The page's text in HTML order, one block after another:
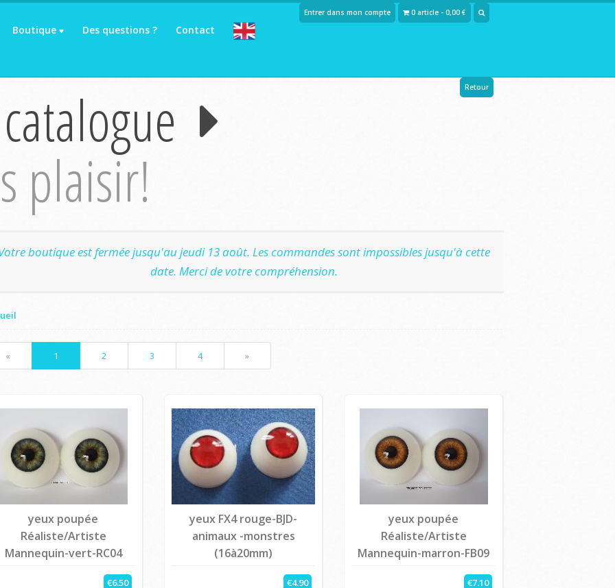
Boutique Des questions ? Contact
Entrer dans mon compte 0 article - 0,00 €
plaisir!
Retour
boutique est fermée jusqu'au jeudi 13 août. Les commandes sont impossibles jusqu'à cette
date. Merci de votre compréhension.
« 1 2 3 4 »
yeux poupée
Réaliste/Artiste
Mannequin-vert-RC04
€6.50
yeux FX4 rouge-BJD-
animaux -monstres
(16à20mm)
€4.90
yeux poupée
Réaliste/Artiste
Mannequin-marron-FB09
€7.10